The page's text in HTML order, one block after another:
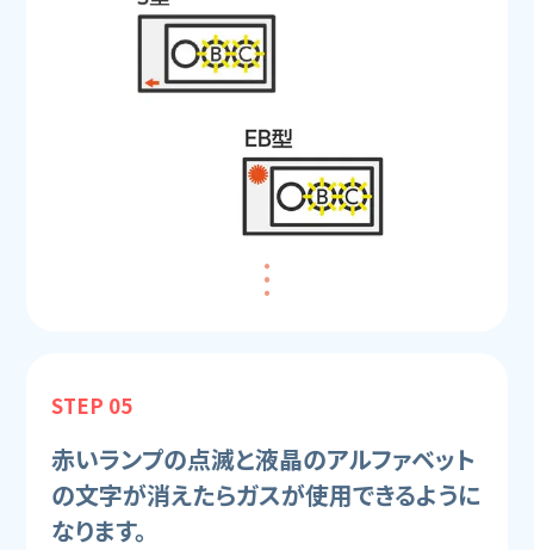
STEP 05
赤いランプの点滅と液晶のアルファベット
の文字が消えたらガスが使用できるように
なります。